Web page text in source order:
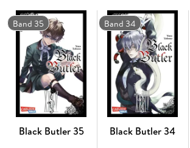
Weitere Informationen:
- empfohlen ab 14 Jahren
- Artbook und Character Guide zum Manga
- Anime auf Netflix
- Anime-DVD/Blu-ray von KAZÉ Anime
- Kinofilm
- Live-Action-Film
- bisher 32 Bände in Japan erschienen
- Die Serie gilt als noch nicht abgeschlossen.
Band 35
Black Butler 35
Band 34
Black Butler 34